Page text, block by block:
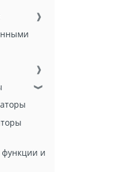
❱
❱
❱
и